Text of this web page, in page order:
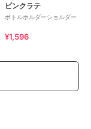
ピンクラテ
ボトルホルダーショルダー
¥1,596